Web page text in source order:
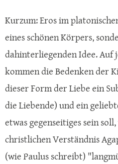
Kurzum: Eros im
eines schönen Körpers,
dahinterliegenden Idee. Auf
kommen die Bedenken der
dieser Form der Liebe ein
die Liebende) und ein
etwas gegenseitiges sein
christlichen Verständnis
(wie Paulus schreibt)